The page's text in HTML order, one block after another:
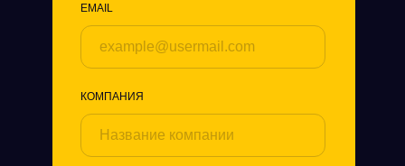
EMAIL
КОМПАНИЯ